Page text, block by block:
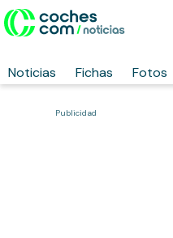
Noticias Fichas Fotos
Publicidad